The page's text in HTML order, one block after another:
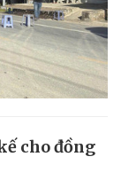
cho đồng